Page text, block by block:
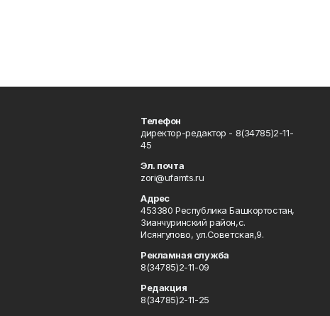
Телефон
директор-редактор - 8(34785)2-11-
45
Эл. почта
zori@ufamts.ru
Адрес
453380 Республика Башкортостан,
Зианчуринский район,с.
Исянгулово, ул.Советская,9.
Рекламная служба
8(34785)2-11-09
Редакция
8(34785)2-11-25